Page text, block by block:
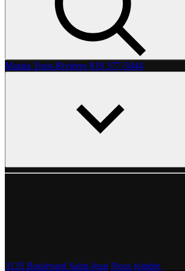
Mazda Trois-Rivières 819 377-5844
3135 Boulevard Saint-Jean Nous joindre